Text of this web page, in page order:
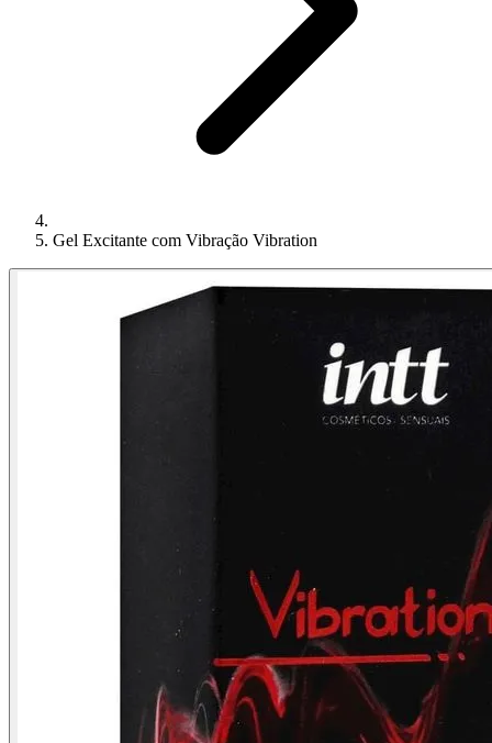
Gel Excitante com Vibração Vibration